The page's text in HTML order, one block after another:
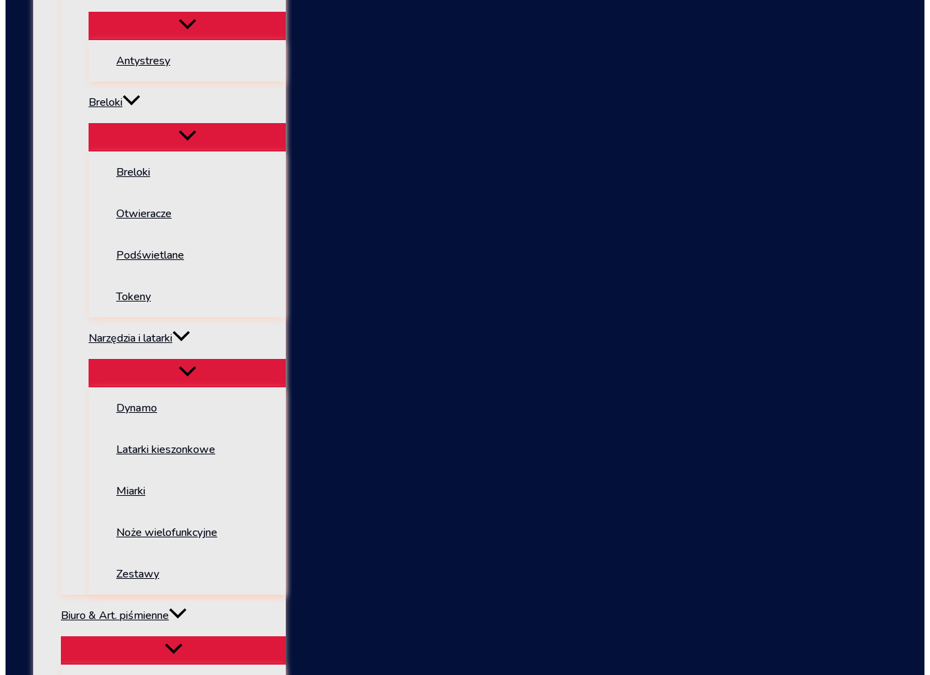
Antystresy
Breloki
Breloki
Otwieracze
Podświetlane
Tokeny
Narzędzia i latarki
Dynamo
Latarki kieszonkowe
Miarki
Noże wielofunkcyjne
Zestawy
Biuro & Art. piśmienne